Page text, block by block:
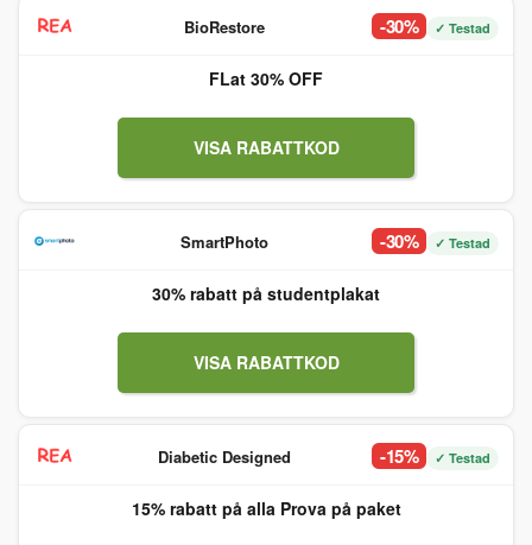
BioRestore -30% ✓ Testad
FLat 30% OFF
VISA RABATTKOD
SmartPhoto -30% ✓ Testad
30% rabatt på studentplakat
VISA RABATTKOD
Diabetic Designed -15% ✓ Testad
15% rabatt på alla Prova på paket